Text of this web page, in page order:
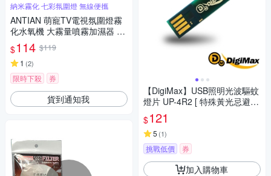
納米霧化 七彩氛圍燈 無線便攜
ANTIAN 萌寵TV電視氛圍燈霧
化水氧機 大霧量噴霧加濕器 補
水儀 空氣清淨機
$114 $119
1 (2)
限時下殺 券
貨到通知我
【DigiMax】USB照明光波驅蚊
燈片 UP-4R2 [ 特殊黃光忌避蚊
蟲 ] [ 極簡易操作方便維護 ] [ 可
供緊急照明或閱讀燈使用 ]
$121
5 (1)
挑戰低價 券
加入購物車